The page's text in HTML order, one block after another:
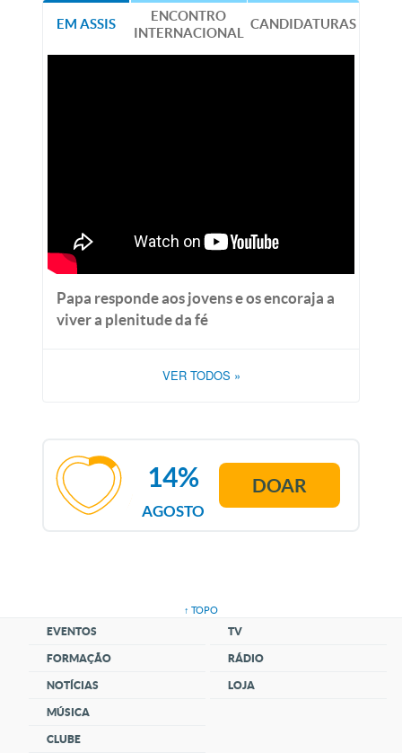
EM ASSIS
ENCONTRO
INTERNACIONAL
CANDIDATURAS
Papa responde aos jovens e os encoraja a
viver a plenitude da fé
VER TODOS »
AGOSTO
14% DOAR
↑ TOPO
EVENTOS
FORMAÇÃO
NOTÍCIAS
MÚSICA
CLUBE
TV
RÁDIO
LOJA